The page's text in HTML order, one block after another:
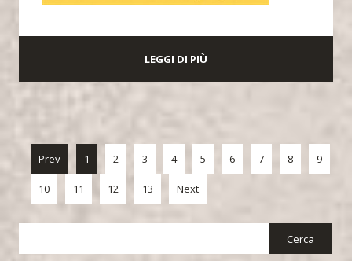
Prev 1 2 3 4 5 6 7 8 9
10 11 12 13 Next
LEGGI DI PIÙ